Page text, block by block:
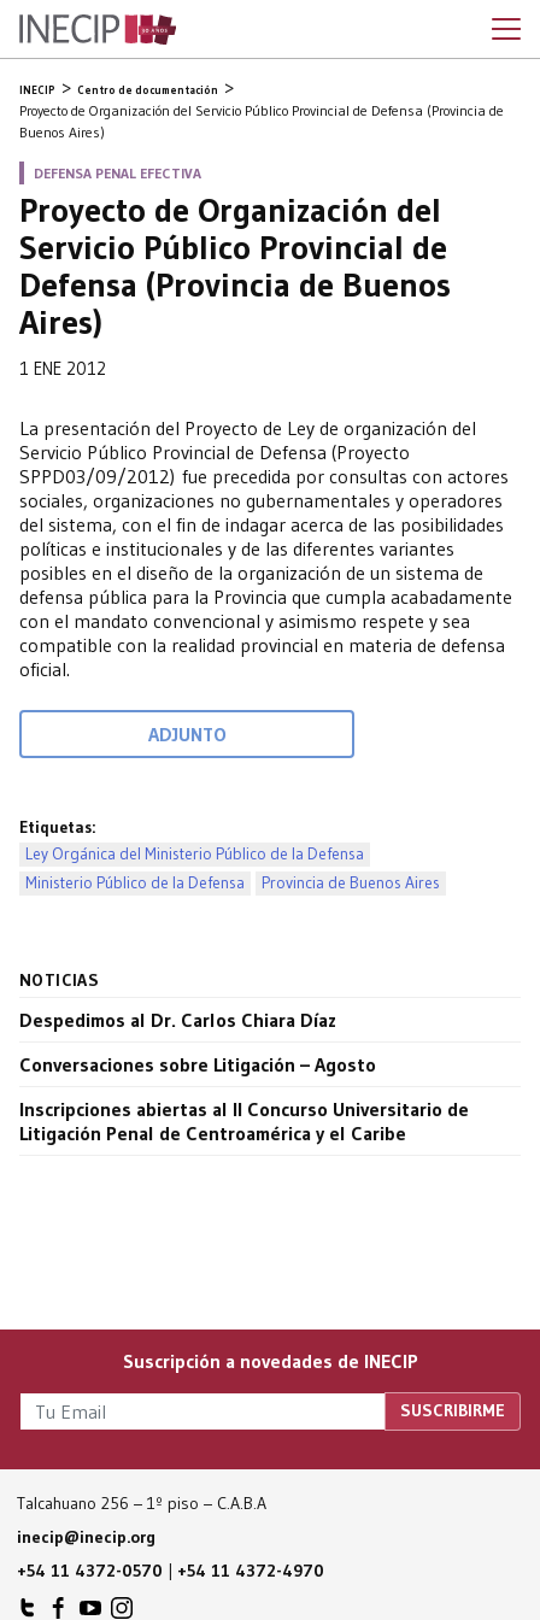
INECIP Centro de documentación
Proyecto de Organización del Servicio Público Provincial de Defensa (Provincia de
Buenos Aires)
DEFENSA PENAL EFECTIVA
Proyecto de Organización del
Servicio Público Provincial de
Defensa (Provincia de Buenos
Aires)
1 ENE 2012
La presentación del Proyecto de Ley de organización del
Servicio Público Provincial de Defensa (Proyecto
SPPD03/09/2012) fue precedida por consultas con actores
sociales, organizaciones no gubernamentales y operadores
del sistema, con el fin de indagar acerca de las posibilidades
políticas e institucionales y de las diferentes variantes
posibles en el diseño de la organización de un sistema de
defensa pública para la Provincia que cumpla acabadamente
con el mandato convencional y asimismo respete y sea
compatible con la realidad provincial en materia de defensa
oficial.
ADJUNTO
Etiquetas:
Ley Orgánica del Ministerio Público de la Defensa
Ministerio Público de la Defensa
Provincia de Buenos Aires
NOTICIAS
Despedimos al Dr. Carlos Chiara Díaz
Conversaciones sobre Litigación – Agosto
Inscripciones abiertas al II Concurso Universitario de
Litigación Penal de Centroamérica y el Caribe
Suscripción a novedades de INECIP
Talcahuano 256 – 1º piso – C.A.B.A
inecip@inecip.org
+54 11 4372-0570 | +54 11 4372-4970